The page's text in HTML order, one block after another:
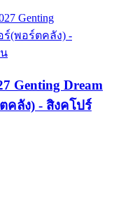
Genting Dream
คลัง) - สิงคโปร์